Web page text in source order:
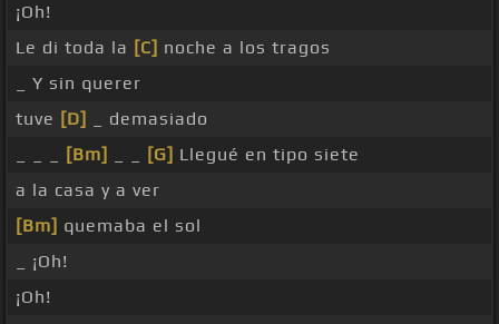
¡Oh!
Le di toda la [C] noche a los tragos
_ Y sin querer
tuve [D]
_ demasiado
[Bm] [G] Llegué en tipo siete
a la casa y a ver
[Bm] quemaba el sol
_ ¡Oh!
¡Oh!